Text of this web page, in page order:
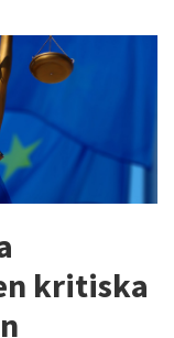
kritiska